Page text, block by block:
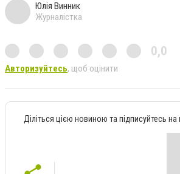
Юлія Винник
Журналістка
0,0
Авторизуйтесь, щоб оцінити
Діліться цією новиною та підписуйтесь на